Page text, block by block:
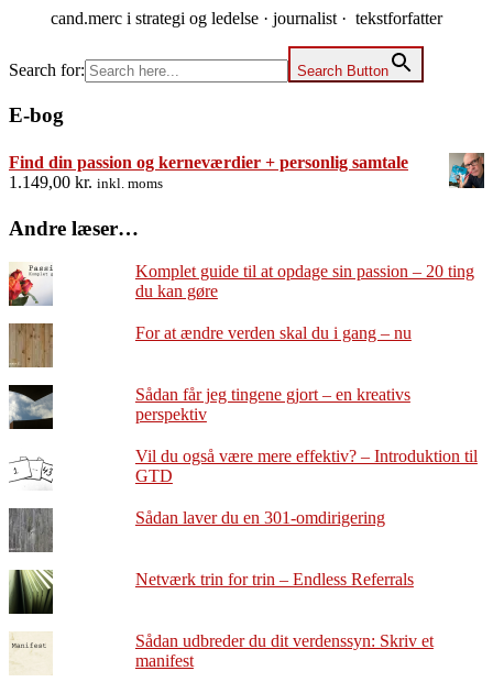
cand.merc i strategi og ledelse · journalist · tekstforfatter
Search for: Search Button
E-bog
Find din passion og kerneværdier + personlig samtale
1.149,00 kr. inkl. moms
Andre læser…
Komplet guide til at opdage sin passion – 20 ting
du kan gøre
For at ændre verden skal du i gang – nu
Sådan får jeg tingene gjort – en kreativs
perspektiv
Vil du også være mere effektiv? – Introduktion til
GTD
Sådan laver du en 301-omdirigering
Netværk trin for trin – Endless Referrals
Sådan udbreder du dit verdenssyn: Skriv et
manifest